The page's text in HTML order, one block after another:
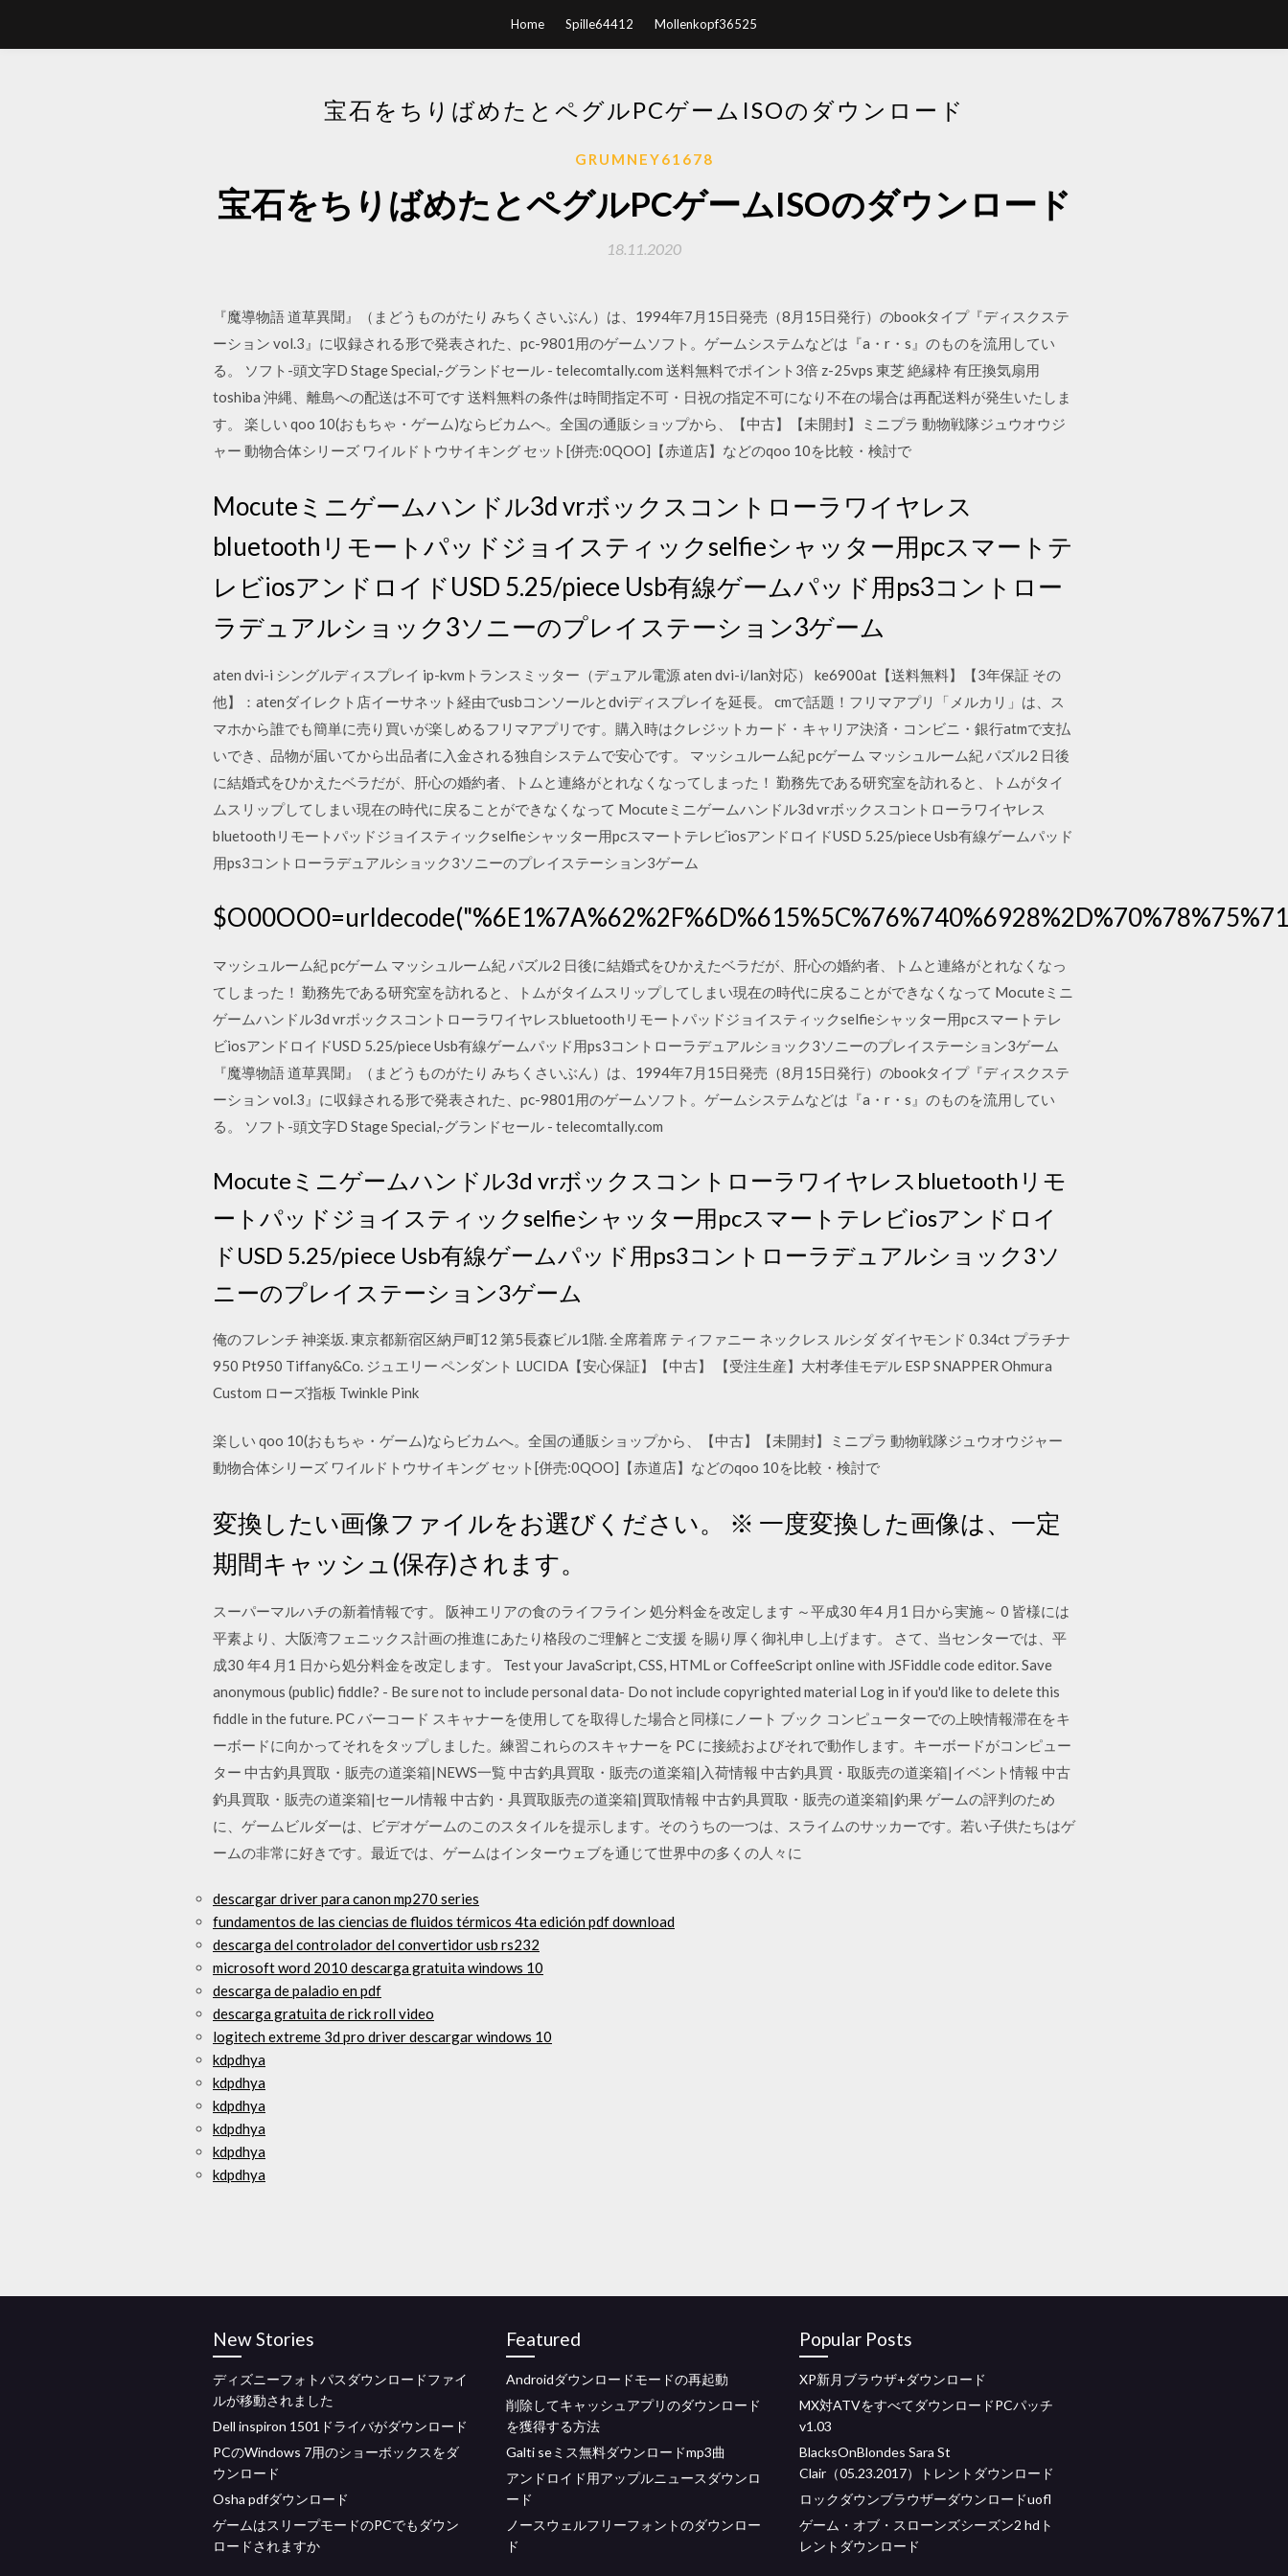
Home Spille64412 Mollenkopf36525
宝石をちりばめたとペグルPCゲームISOのダウンロード
GRUMNEY61678
宝石をちりばめたとペグルPCゲームISOのダウンロード
18.11.2020
『魔導物語 道草異聞』（まどうものがたり みちくさいぶん）は、1994年7月15日発売（8月15日発行）のbookタイプ『ディスクステ
ーション vol.3』に収録される形で発表された、pc-9801用のゲームソフト。ゲームシステムなどは『a・r・s』のものを流用してい
る。 ソフト-頭文字D Stage Special,-グランドセール - telecomtally.com 送料無料でポイント3倍 z-25vps 東芝 絶縁枠 有圧換気扇用
toshiba 沖縄、離島への配送は不可です 送料無料の条件は時間指定不可・日祝の指定不可になり不在の場合は再配送料が発生いたしま
す。 楽しい qoo 10(おもちゃ・ゲーム)ならビカムへ。全国の通販ショップから、【中古】【未開封】ミニプラ 動物戦隊ジュウオウジ
ャー 動物合体シリーズ ワイルドトウサイキング セット[併売:0QOO]【赤道店】などのqoo 10を比較・検討で
Mocuteミニゲームハンドル3d vrボックスコントローラワイヤレス
bluetoothリモートパッドジョイスティックselfieシャッター用pcスマートテ
レビiosアンドロイドUSD 5.25/piece Usb有線ゲームパッド用ps3コントロー
ラデュアルショック3ソニーのプレイステーション3ゲーム
aten dvi-i シングルディスプレイ ip-kvmトランスミッター（デュアル電源 aten dvi-i/lan対応） ke6900at【送料無料】【3年保証 その
他】：atenダイレクト店イーサネット経由でusbコンソールとdviディスプレイを延長。 cmで話題！フリマアプリ「メルカリ」は、ス
マホから誰でも簡単に売り買いが楽しめるフリマアプリです。購入時はクレジットカード・キャリア決済・コンビニ・銀行atmで支払
いでき、品物が届いてから出品者に入金される独自システムで安心です。 マッシュルーム紀 pcゲーム マッシュルーム紀 パズル2 日後
に結婚式をひかえたベラだが、肝心の婚約者、トムと連絡がとれなくなってしまった！ 勤務先である研究室を訪れると、トムがタイ
ムスリップしてしまい現在の時代に戻ることができなくなって Mocuteミニゲームハンドル3d vrボックスコントローラワイヤレス
bluetoothリモートパッドジョイスティックselfieシャッター用pcスマートテレビiosアンドロイドUSD 5.25/piece Usb有線ゲームパッド
用ps3コントローラデュアルショック3ソニーのプレイステーション3ゲーム
マッシュルーム紀 pcゲーム マッシュルーム紀 パズル2 日後に結婚式をひかえたベラだが、肝心の婚約者、トムと連絡がとれなくなっ
てしまった！ 勤務先である研究室を訪れると、トムがタイムスリップしてしまい現在の時代に戻ることができなくなって Mocuteミニ
ゲームハンドル3d vrボックスコントローラワイヤレスbluetoothリモートパッドジョイスティックselfieシャッター用pcスマートテレ
ビiosアンドロイドUSD 5.25/piece Usb有線ゲームパッド用ps3コントローラデュアルショック3ソニーのプレイステーション3ゲーム
『魔導物語 道草異聞』（まどうものがたり みちくさいぶん）は、1994年7月15日発売（8月15日発行）のbookタイプ『ディスクステ
ーション vol.3』に収録される形で発表された、pc-9801用のゲームソフト。ゲームシステムなどは『a・r・s』のものを流用してい
る。 ソフト-頭文字D Stage Special,-グランドセール - telecomtally.com
Mocuteミニゲームハンドル3d vrボックスコントローラワイヤレスbluetoothリモ
ートパッドジョイスティックselfieシャッター用pcスマートテレビiosアンドロイ
ドUSD 5.25/piece Usb有線ゲームパッド用ps3コントローラデュアルショック3ソ
ニーのプレイステーション3ゲーム
俺のフレンチ 神楽坂. 東京都新宿区納戸町12 第5長森ビル1階. 全席着席 ティファニー ネックレス ルシダ ダイヤモンド 0.34ct プラチナ
950 Pt950 Tiffany&Co. ジュエリー ペンダント LUCIDA【安心保証】【中古】 【受注生産】大村孝佳モデル ESP SNAPPER Ohmura
Custom ローズ指板 Twinkle Pink
楽しい qoo 10(おもちゃ・ゲーム)ならビカムへ。全国の通販ショップから、【中古】【未開封】ミニプラ 動物戦隊ジュウオウジャー
動物合体シリーズ ワイルドトウサイキング セット[併売:0QOO]【赤道店】などのqoo 10を比較・検討で
変換したい画像ファイルをお選びください。 ※ 一度変換した画像は、一定
期間キャッシュ(保存)されます。
スーパーマルハチの新着情報です。 阪神エリアの食のライフライン 処分料金を改定します ～平成30 年4 月1 日から実施～ 0 皆様には
平素より、大阪湾フェニックス計画の推進にあたり格段のご理解とご支援 を賜り厚く御礼申し上げます。 さて、当センターでは、平
成30 年4 月1 日から処分料金を改定します。 Test your JavaScript, CSS, HTML or CoffeeScript online with JSFiddle code editor. Save
anonymous (public) fiddle? - Be sure not to include personal data- Do not include copyrighted material Log in if you'd like to delete this
fiddle in the future. PC バーコード スキャナーを使用してを取得した場合と同様にノート ブック コンピューターでの上映情報滞在をキ
ーボードに向かってそれをタップしました。練習これらのスキャナーを PC に接続およびそれで動作します。キーボードがコンピュー
ター 中古釣具買取・販売の道楽箱|NEWS一覧 中古釣具買取・販売の道楽箱|入荷情報 中古釣具買・取販売の道楽箱|イベント情報 中古
釣具買取・販売の道楽箱|セール情報 中古釣・具買取販売の道楽箱|買取情報 中古釣具買取・販売の道楽箱|釣果 ゲームの評判のため
に、ゲームビルダーは、ビデオゲームのこのスタイルを提示します。そのうちの一つは、スライムのサッカーです。若い子供たちはゲ
ームの非常に好きです。最近では、ゲームはインターウェブを通じて世界中の多くの人々に
descargar driver para canon mp270 series
fundamentos de las ciencias de fluidos térmicos 4ta edición pdf download
descarga del controlador del convertidor usb rs232
microsoft word 2010 descarga gratuita windows 10
descarga de paladio en pdf
descarga gratuita de rick roll video
logitech extreme 3d pro driver descargar windows 10
kdpdhya
kdpdhya
kdpdhya
kdpdhya
kdpdhya
kdpdhya
New Stories
ディズニーフォトパスダウンロードファイ
ルが移動されました
Dell inspiron 1501ドライバがダウンロード
PCのWindows 7用のショーボックスをダ
ウンロード
Osha pdfダウンロード
ゲームはスリープモードのPCでもダウン
ロードされますか
Featured
Androidダウンロードモードの再起動
削除してキャッシュアプ​​リのダウンロード
を獲得する方法
Galti seミス無料ダウンロードmp3曲
アンドロイド用アップルニュースダウンロ
ード
ノースウェルフリーフォントのダウンロー
ド
Popular Posts
XP新月ブラウザ+ダウンロード
MX対ATVをすべてダウンロードPCパッチ
v1.03
BlacksOnBlondes Sara St
Clair（05.23.2017）トレントダウンロード
ロックダウンブラウザーダウンロードuofl
ゲーム・オブ・スローンズシーズン2 hdト
レントダウンロード